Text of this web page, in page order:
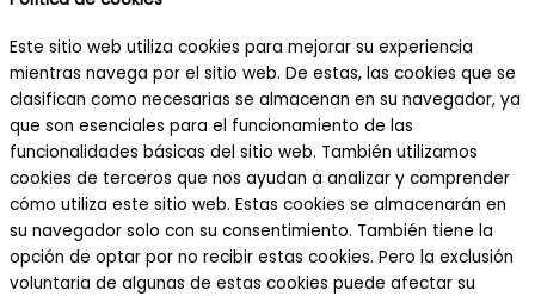
Este sitio web utiliza cookies para mejorar su experiencia
mientras navega por el sitio web. De estas, las cookies que se
clasifican como necesarias se almacenan en su navegador, ya
que son esenciales para el funcionamiento de las
funcionalidades básicas del sitio web. También utilizamos
cookies de terceros que nos ayudan a analizar y comprender
cómo utiliza este sitio web. Estas cookies se almacenarán en
su navegador solo con su consentimiento. También tiene la
opción de optar por no recibir estas cookies. Pero la exclusión
voluntaria de algunas de estas cookies puede afectar su